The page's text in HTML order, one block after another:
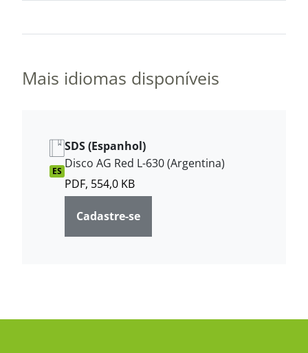
Mais idiomas disponíveis
ES
SDS (Espanhol)
Disco AG Red L-630 (Argentina)
PDF, 554,0 KB
Cadastre-se